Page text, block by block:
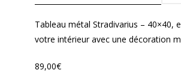
Tableau métal Stradivarius – 40×40,
votre intérieur avec une décoration
89,00€